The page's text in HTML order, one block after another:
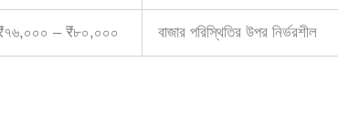
– ₹৮০,০০০ বাজার পরিস্থিতির উপর নির্ভরশীল